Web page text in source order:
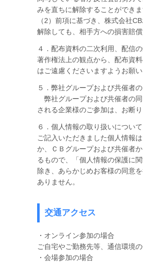
みを直ちに解除することができ
（2）前項に基づき、株式会社
解除しても、相手方への損害賠
４．配布資料の二次利用、配信
著作権法上の観点から、配布資
はご遠慮くださいますようお願
５．弊社グループおよび共催者
弊社グループおよび共催者の
される企業様のご参加は、お断
６．個人情報の取り扱いについて
ご記入いただきました個人情報
か、ＣＢグループおよび共催者
るもので、「個人情報の保護に
除き、あらかじめお客様の同意
ありません。
交通アクセス
・オンライン参加の場合
ご自宅やご勤務先等、通信環境
・会場参加の場合